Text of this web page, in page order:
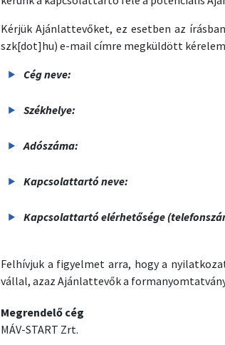
Kérjük Ajánlattevőket, ez esetben az
szk[dot]hu) e-mail címre megküldött
Cég neve:
Székhelye:
Adószáma:
Kapcsolattartó neve:
Kapcsolattartó elérhetősége
Felhívjuk a figyelmet arra, hogy a
vállal, azaz Ajánlattevők a
Megrendelő cég
MÁV-START Zrt.